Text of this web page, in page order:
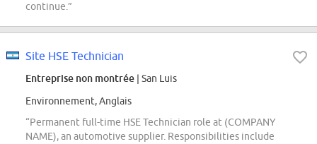
continue.”
Site HSE Technician
Entreprise non montrée | San Luis
Environnement, Anglais
“Permanent full-time HSE Technician role at (COMPANY
NAME), an automotive supplier. Responsibilities include